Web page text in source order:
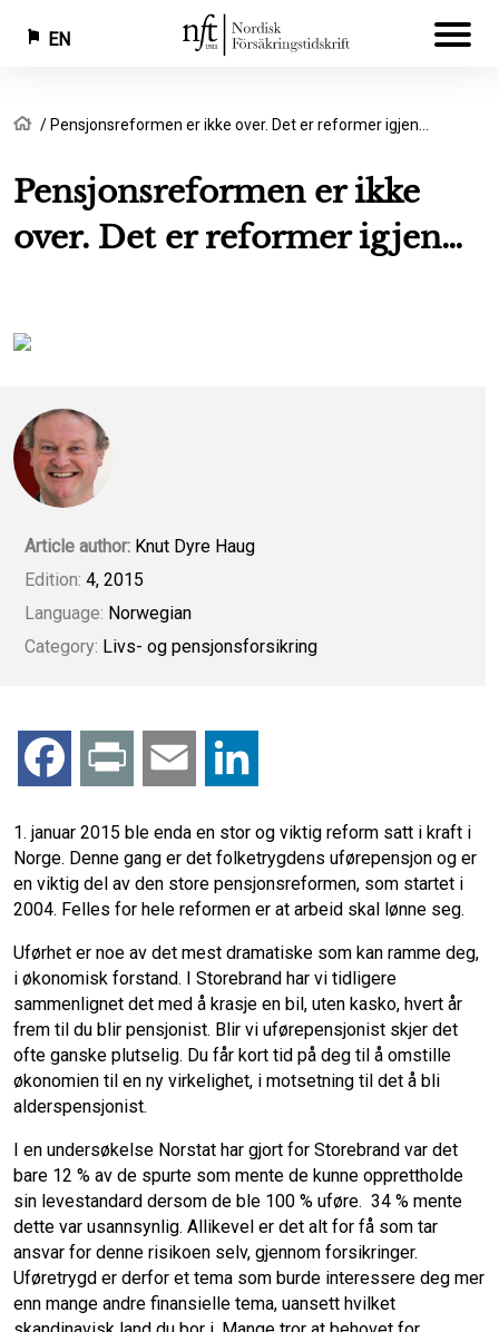
Skip
main
content
EN
Breadcrumb
Home
Pensjonsreformen er ikke over. Det er reformer igjen…
Pensjonsreformen er ikke
over. Det er reformer igjen…
Article author: Knut Dyre Haug
Edition: 4, 2015
Language: Norwegian
Category: Livs- og pensjonsforsikring
c
e
b
o
o
i
n
t
a
i
l
n
k
e
d
I
1. januar 2015 ble enda en stor og viktig reform satt i kraft i
Norge. Denne gang er det folketrygdens uførepensjon og er
en viktig del av den store pensjonsreformen, som startet i
2004. Felles for hele reformen er at arbeid skal lønne seg.
Uførhet er noe av det mest dramatiske som kan ramme deg,
i økonomisk forstand. I Storebrand har vi tidligere
sammenlignet det med å krasje en bil, uten kasko, hvert år
frem til du blir pensjonist. Blir vi uførepensjonist skjer det
ofte ganske plutselig. Du får kort tid på deg til å omstille
økonomien til en ny virkelighet, i motsetning til det å bli
alderspensjonist.
I en undersøkelse Norstat har gjort for Storebrand var det
bare 12 % av de spurte som mente de kunne opprettholde
sin levestandard dersom de ble 100 % uføre. 34 % mente
dette var usannsynlig. Allikevel er det alt for få som tar
ansvar for denne risikoen selv, gjennom forsikringer.
Uføretrygd er derfor et tema som burde interessere deg mer
enn mange andre finansielle tema, uansett hvilket